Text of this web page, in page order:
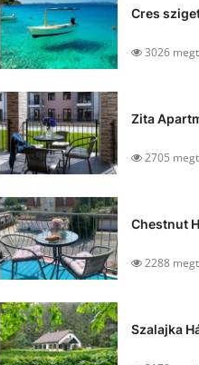
Cres
3026
Zita
2705
Chestnut
2288
Szalajka